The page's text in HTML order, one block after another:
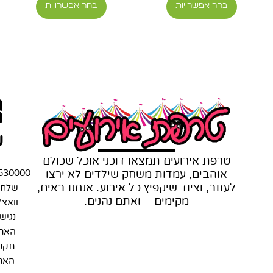
בחר אפשרויות בחר אפשרויות
טרפת אירועים תמצאו דוכני אוכל שכולם
אוהבים, עמדות משחק שילדים לא ירצו
לעזוב, וציוד שיקפיץ כל אירוע. אנחנו באים,
מקימים – ואתם נהנים.